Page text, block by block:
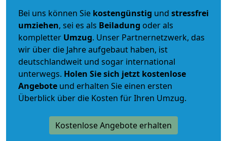
Bei uns können Sie kostengünstig und stressfrei
umziehen, sei es als Beiladung oder als
kompletter Umzug. Unser Partnernetzwerk, das
wir über die Jahre aufgebaut haben, ist
deutschlandweit und sogar international
unterwegs. Holen Sie sich jetzt kostenlose
Angebote und erhalten Sie einen ersten
Überblick über die Kosten für Ihren Umzug.
Kostenlose Angebote erhalten